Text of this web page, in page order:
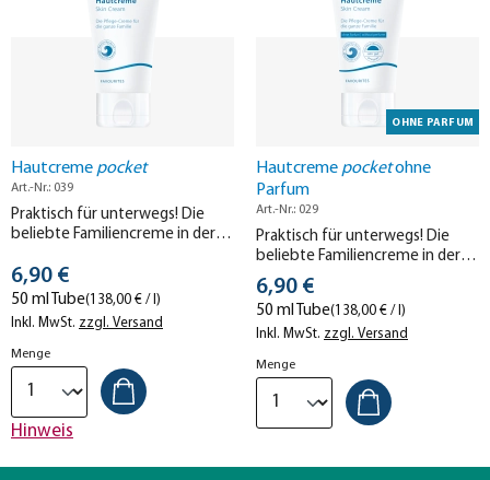
Hautcreme pocket
Art.-Nr.: 039
Praktisch für unterwegs! Die
beliebte Familiencreme in der
Stückpreis
6,90 €
50 ml Tube(138,00 € / l)
Inkl. MwSt. zzgl. Versand
Menge
Hinweis
OHNE PARFUM
Hautcreme pocketohne
Parfum
Art.-Nr.: 029
Praktisch für unterwegs! Die
beliebte Familiencreme in der
handlichen 50 ml-Tube.
Stückpreis
6,90 €
50 ml Tube(138,00 € / l)
Inkl. MwSt. zzgl. Versand
Menge